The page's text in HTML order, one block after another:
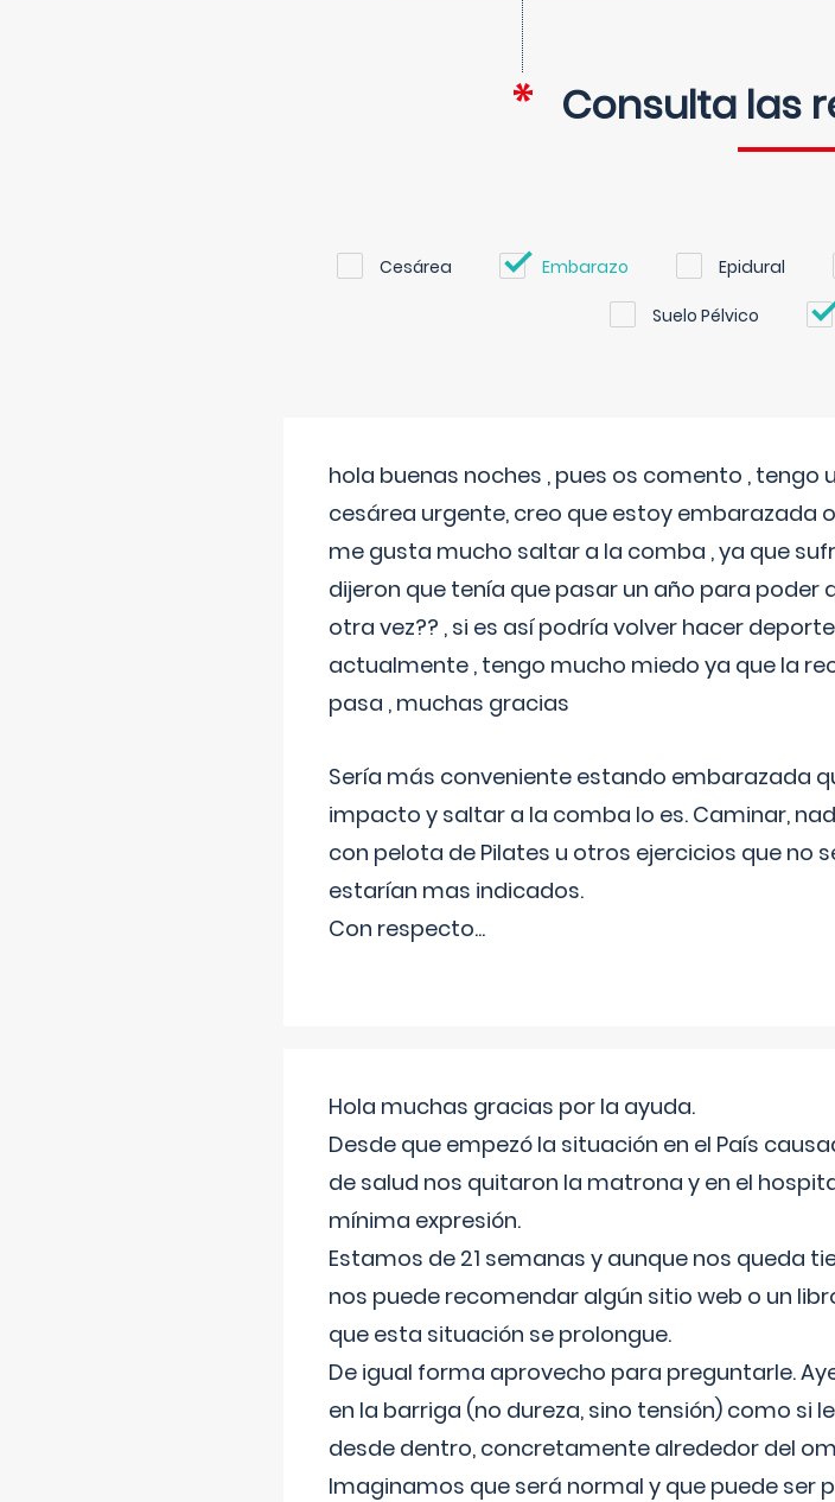
Consulta las
Cesárea Embarazo Epidural
Suelo Pélvico
hola buenas noches , pues os comento , tengo
cesárea urgente, creo que estoy embarazada
me gusta mucho saltar a la comba , ya que
dijeron que tenía que pasar un año para
otra vez?? , si es así podría volver hacer
actualmente , tengo mucho miedo ya que la
pasa , muchas gracias
Sería más conveniente estando embarazada
impacto y saltar a la comba lo es. Caminar,
con pelota de Pilates u otros ejercicios que no
estarían mas indicados.
Con respecto...
Hola muchas gracias por la ayuda.
Desde que empezó la situación en el País
de salud nos quitaron la matrona y en el
mínima expresión.
Estamos de 21 semanas y aunque nos queda
nos puede recomendar algún sitio web o un
que esta situación se prolongue.
De igual forma aprovecho para preguntarle.
en la barriga (no dureza, sino tensión) como si
desde dentro, concretamente alrededor del
Imaginamos que será normal y que puede ser